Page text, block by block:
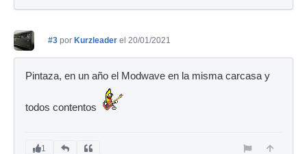
#3 por Kurzleader el 20/01/2021
Pintaza, en un año el Modwave en la misma carcasa y
todos contentos
1